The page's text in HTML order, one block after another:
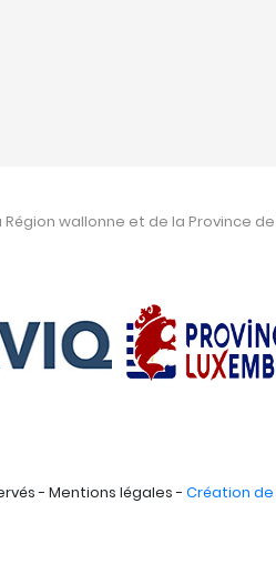
wallonne et de la Province
- Mentions légales - Création